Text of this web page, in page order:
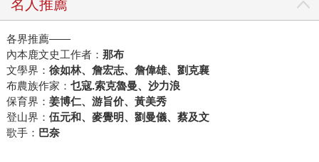
名人推薦
各界推薦——
內本鹿文史工作者： 那布
文學界： 徐如林、詹宏志、詹偉雄、劉克襄
布農族作家： 乜寇.索克魯曼、沙力浪
保育界： 姜博仁、游旨价、黃美秀
登山界： 伍元和、麥覺明、劉曼儀、蔡及文
歌手： 巴奈